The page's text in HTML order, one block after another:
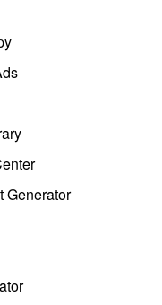
Generator